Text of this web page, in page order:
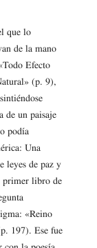
que lo
de la mano
Efecto
(p. 9),
de un paisaje
podía
Una
leyes de paz y
primer libro de
«Reino
197). Ese fue